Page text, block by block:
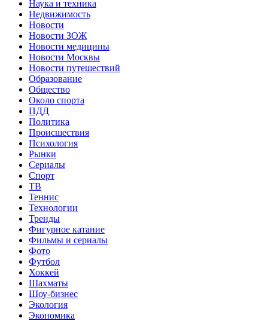
Наука и техника
Недвижимость
Новости
Новости ЗОЖ
Новости медицины
Новости Москвы
Новости путешествий
Образование
Общество
Около спорта
ПДД
Политика
Происшествия
Психология
Рынки
Сериалы
Спорт
ТВ
Теннис
Технологии
Тренды
Фигурное катание
Фильмы и сериалы
Фото
Футбол
Хоккей
Шахматы
Шоу-бизнес
Экология
Экономика